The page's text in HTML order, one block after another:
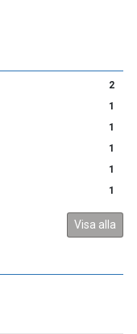
2
1
1
1
1
1
Visa alla